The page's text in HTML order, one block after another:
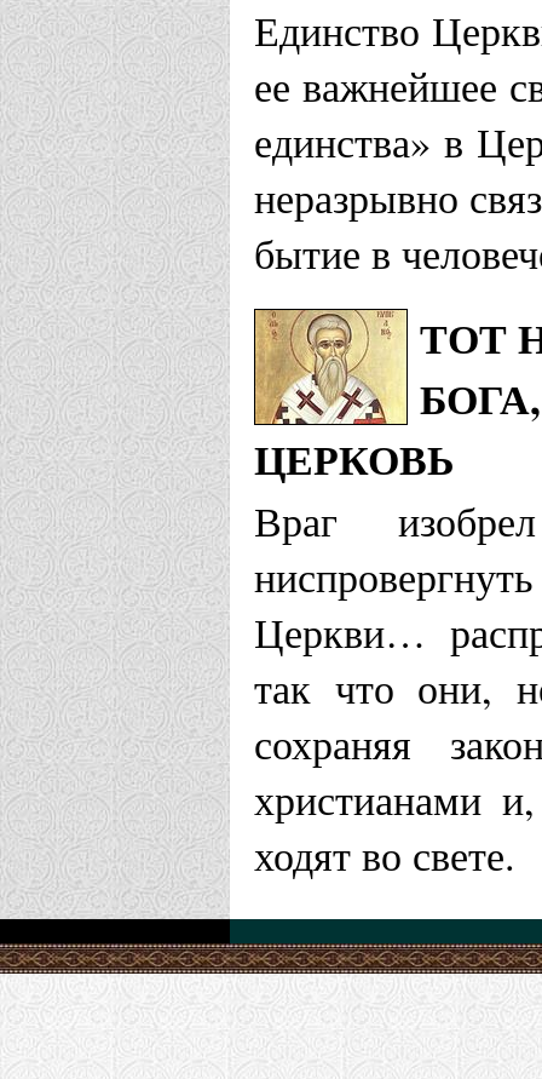
Единство
ее важнейшее
единства» в
неразрывно
бытие в
ТОТ
ЦЕРКОВЬ
Враг
Церкви…
так что они,
сохраняя
христианами
ходят во свете.